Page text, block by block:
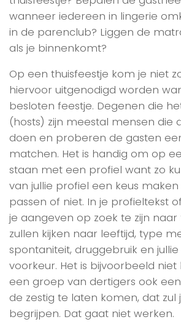
wanneer iedereen in lingerie
in de parenclub? Liggen de
als je binnenkomt?
Op een thuisfeestje kom je niet
hiervoor uitgenodigd worden
besloten feestje. Degenen die
(hosts) zijn meestal mensen die
doen en proberen de gasten
matchen. Het is handig om op
staan met een profiel want zo
van jullie profiel een keus maken
passen of niet. In je profieltekst
je aangeven op zoek te zijn naar
zullen kijken naar leeftijd, type
spontaniteit, druggebruik en jullie
voorkeur. Het is bijvoorbeeld
een groep van dertigers ook
de zestig te laten komen, dat zul
begrijpen. Dat gaat niet werken.